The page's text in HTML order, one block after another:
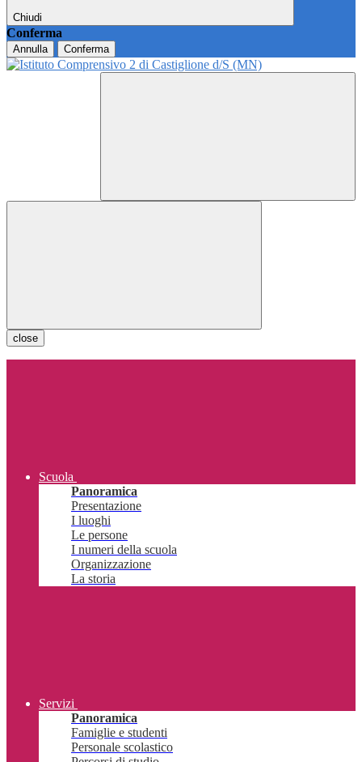
Chiudi
Conferma
Annulla Conferma
close
Scuola
Panoramica
Presentazione
I luoghi
Le persone
I numeri della scuola
Organizzazione
La storia
Servizi
Panoramica
Famiglie e studenti
Personale scolastico